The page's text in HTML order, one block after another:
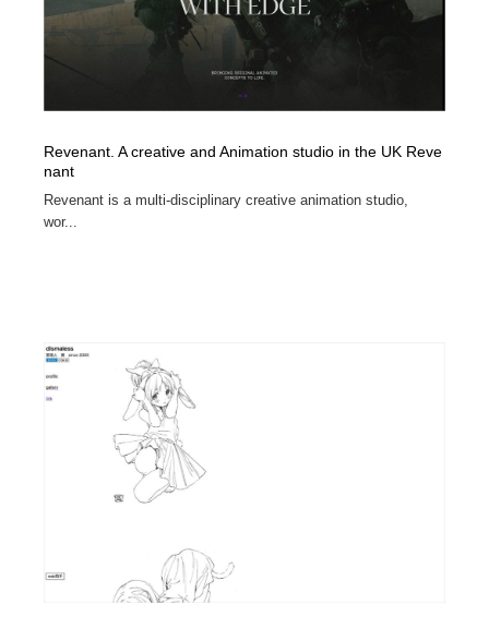
Revenant. A creative and Animation studio in the UK Reve
nant
Revenant is a multi-disciplinary creative animation studio,
wor...